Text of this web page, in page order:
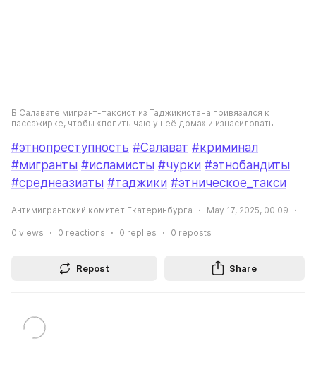
В Салавате мигрант-таксист из Таджикистана привязался к
пассажирке, чтобы «попить чаю у неё дома» и изнасиловать
#этнопреступность #Салават #криминал
#мигранты #исламисты #чурки #этнобандиты
#среднеазиаты #таджики #этническое_такси
Антимигрантский комитет Екатеринбурга May 17, 2025, 00:09
0 views 0 reactions 0 replies 0 reposts
Repost Share